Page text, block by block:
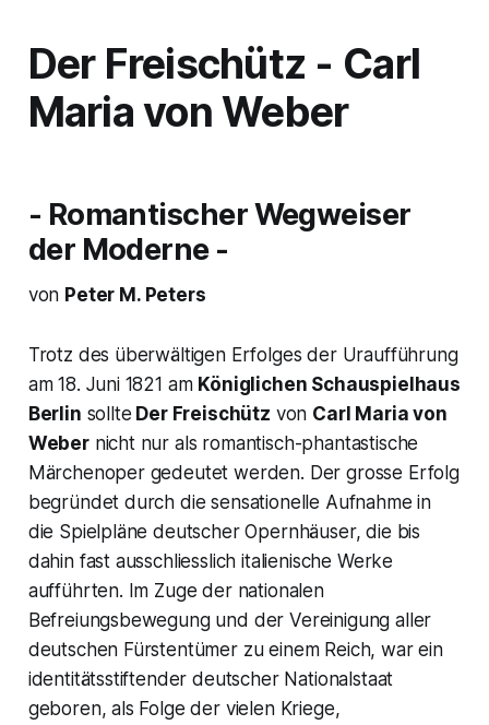
Der Freischütz - Carl
Maria von Weber
- Romantischer Wegweiser
der Moderne -
von Peter M. Peters
Trotz des überwältigen Erfolges der Uraufführung
am 18. Juni 1821 am Königlichen Schauspielhaus
Berlin sollte Der Freischütz von Carl Maria von
Webernicht nur als romantisch-phantastische
Märchenoper gedeutet werden. Der grosse Erfolg
begründet durch die sensationelle Aufnahme in
die Spielpläne deutscher Opernhäuser, die bis
dahin fast ausschliesslich italienische Werke
aufführten. Im Zuge der nationalen
Befreiungsbewegung und der Vereinigung aller
deutschen Fürstentümer zu einem Reich, war ein
identitätsstiftender deutscher Nationalstaat
geboren, als Folge der vielen Kriege,